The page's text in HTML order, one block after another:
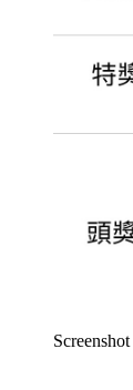
Screenshot